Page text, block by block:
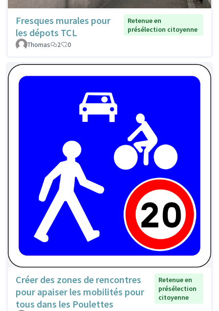
Fresques murales pour
les dépots TCL
Retenue en
présélection citoyenne
Thomas
2 0
Créer des zones de rencontres
pour apaiser les mobilités pour
tous dans les Poulettes
Retenue en
présélection
citoyenne